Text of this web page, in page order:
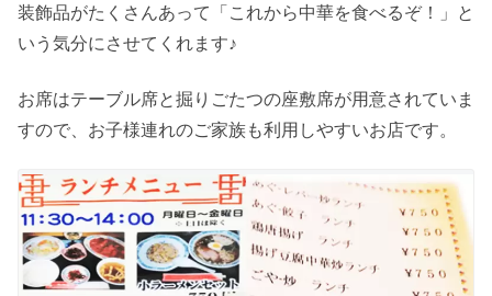
装飾品がたくさんあって「これから中華を食べるぞ！」と
いう気分にさせてくれます♪
お席はテーブル席と掘りごたつの座敷席が用意されていま
すので、お子様連れのご家族も利用しやすいお店です。